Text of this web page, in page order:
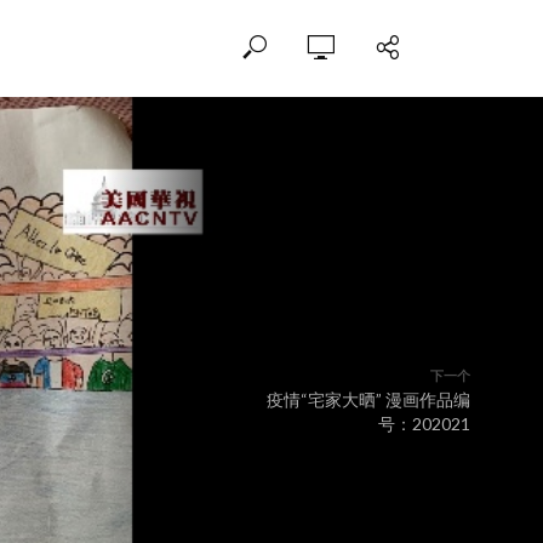
下一个
疫情“宅家大晒” 漫画作品编
号：202021